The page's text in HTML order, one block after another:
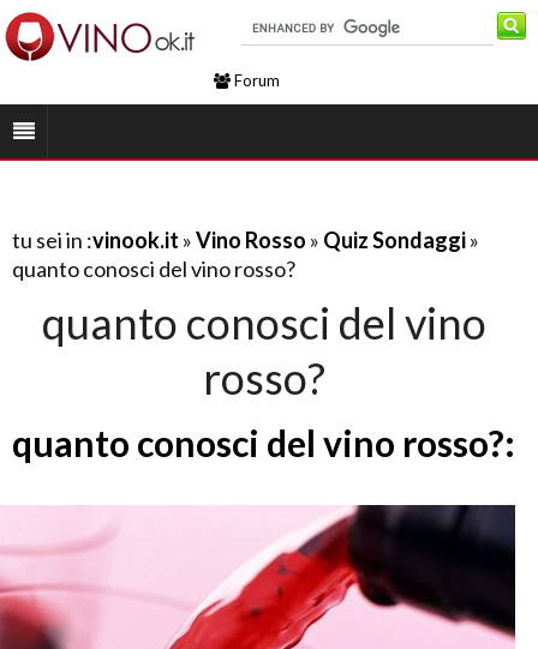
Forum
tu sei in :vinook.it »Vino Rosso » Quiz Sondaggi»
quanto conosci del vino rosso?
quanto conosci del vino
rosso?
quanto conosci del vino rosso?: